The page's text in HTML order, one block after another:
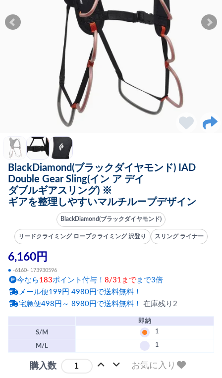
BlackDiamond(ブラックダイヤモンド) IAD
Double Gear Sling(イン ア デイ
ダブルギアスリング) ※
ギアを整理しやすいマルチループデザイン
BlackDiamond(ブラックダイヤモンド)
リードクライミング ロープクライミング 沢登り スリング ライナー
6,160円
● -6160- 173930596
今なら 183ポイント付与！ 8/31まで まで3倍
メール便199円 4980円で送料無料！
宅急便498円～ 8980円で送料無料！ 在庫残り2
即納
S/M
1
M/L 1
購入数 お気に入り